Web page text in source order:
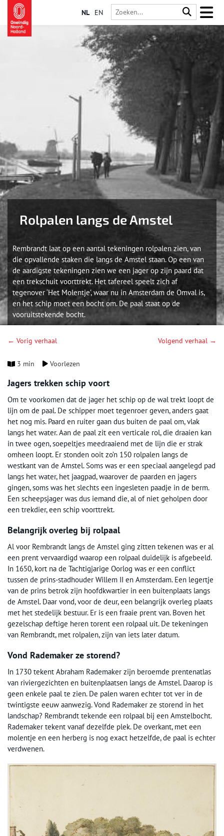
NL EN
Rolpalen langs de Amstel
Rembrandt laat op een aantal tekeningen rolpalen zien, van
die opvallende staken die langs de Amstel staan. Op een van
de aardigste tekeningen zien we een jager op zijn paard dat
een trekschuit voorttrekt. Het tafereel speelt zich af
tegenover ‘Het Molentje’, waar nu in Amsterdam de Omval is,
en het schip moet een bocht om. De paal staat op de
vooruitstekende bocht.
← Vorig verhaal Volgend verhaal →
3 min Voorlezen
Jagers trekken schip voort
Om te voorkomen dat de jager het schip op de wal trekt loopt de
lijn om de paal. De schipper moet tegenroer geven, anders gaat
het nog mis. Paard en ruiter gaan dus buiten de paal om, vlak
langs het water. Aan de paal zit een verticale rol, die draaien kan
in twee ogen, soepeltjes meedraaiend met de lijn die er strak
omheen loopt. Er stonden ooit zo’n 150 rolpalen langs de
westkant van de Amstel. Soms was er een speciaal aangelegd pad
langs het water, het jaagpad, waarover de paarden en jagers
gingen, soms was het slechts een ingesleten paadje in de berm.
Een scheepsjager was dus iemand die, al of niet geholpen door
een trekdier, een schip voorttrekt.
Belangrijk overleg bij rolpaal
Al voor Rembrandt langs de Amstel ging zitten tekenen was er al
een prent vervaardigd waarop een rolpaal duidelijk is afgebeeld.
In 1650, kort na de Tachtigjarige Oorlog was er een conflict
tussen de prins-stadhouder Willem II en Amsterdam. Een legertje
van de prins betrok zijn hoofdkwartier in een buitenplaats langs
de Amstel. Daar vond, voor de deur, een belangrijk overleg plaats
met het stedelijk bestuur. Er is een fraaie prent van. Boven het
gezelschap deftige heren torent een rolpaal uit. De tekeningen
van Rembrandt, met rolpalen, zijn van iets later datum.
Vond Rademaker ze storend?
In 1730 tekent Abraham Rademaker zijn beroemde prentenatlas
van riviergezichten en buitenplaatsen langs de Amstel. Daarop is
geen enkele paal te zien. De palen waren echter tot ver in de
twintigste eeuw aanwezig. Vond Rademaker ze storend in het
landschap? Rembrandt tekende een rolpaal bij een Amstelbocht.
Rademaker tekent vanaf dezelfde plek. De overkant, met een
molentje en een herberg is nog exact hetzelfde, de paal is echter
verdwenen.